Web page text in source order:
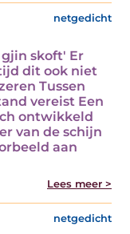
netgedicht
skoft' Er
dit ook niet
Tussen
vereist Een
ontwikkeld
van de schijn
aan
Lees meer >
netgedicht